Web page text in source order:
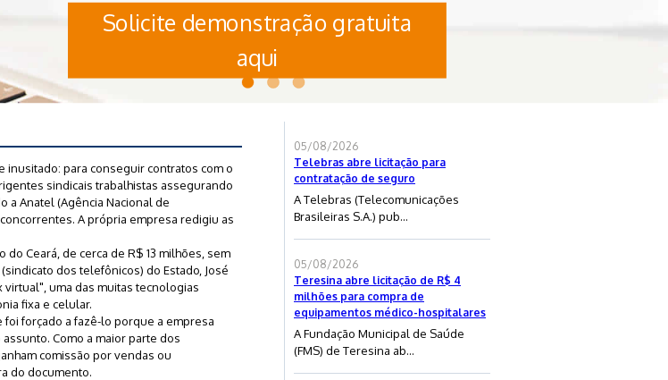
Solicite demonstração gratuita
aqui
inusitado: para conseguir contratos com o
sindicais trabalhistas assegurando
a Anatel (Agência Nacional de
A própria empresa redigiu as
Ceará, de cerca de R$ 13 milhões, sem
dos telefônicos) do Estado, José
virtual", uma das muitas tecnologias
fixa e celular.
foi forçado a fazê-lo porque a empresa
Como a maior parte dos
comissão por vendas ou
do documento.
05/08/2026
Telebras abre licitação para
contratação de seguro
A Telebras (Telecomunicações
Brasileiras S.A.) pub...
05/08/2026
Teresina abre licitação de R$ 4
milhões para compra de
equipamentos médico-hospitalares
A Fundação Municipal de Saúde
(FMS) de Teresina ab...